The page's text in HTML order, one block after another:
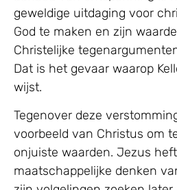
geweldige uitdaging voor
God te maken en zijn
Christelijke
Dat is het gevaar waarop
wijst.
Tegenover deze
voorbeeld van Christus om
onjuiste waarden. Jezus
maatschappelijke denken